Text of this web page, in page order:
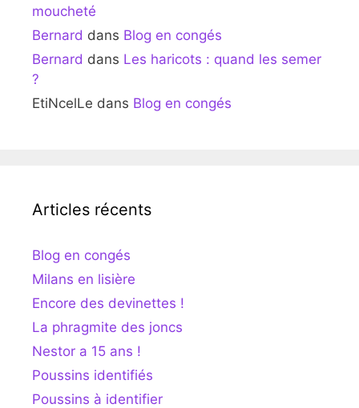
moucheté
Bernard dans Blog en congés
Bernard dans Les haricots : quand les semer
?
EtiNcelLe dans Blog en congés
Articles récents
Blog en congés
Milans en lisière
Encore des devinettes !
La phragmite des joncs
Nestor a 15 ans !
Poussins identifiés
Poussins à identifier